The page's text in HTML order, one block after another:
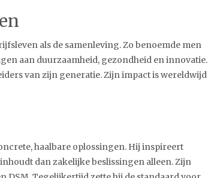
als de samenleving. Zo benoemde men
aan duurzaamheid, gezondheid en innovatie.
van zijn generatie. Zijn impact is wereldwijd
haalbare oplossingen. Hij inspireert
dan zakelijke beslissingen alleen. Zijn